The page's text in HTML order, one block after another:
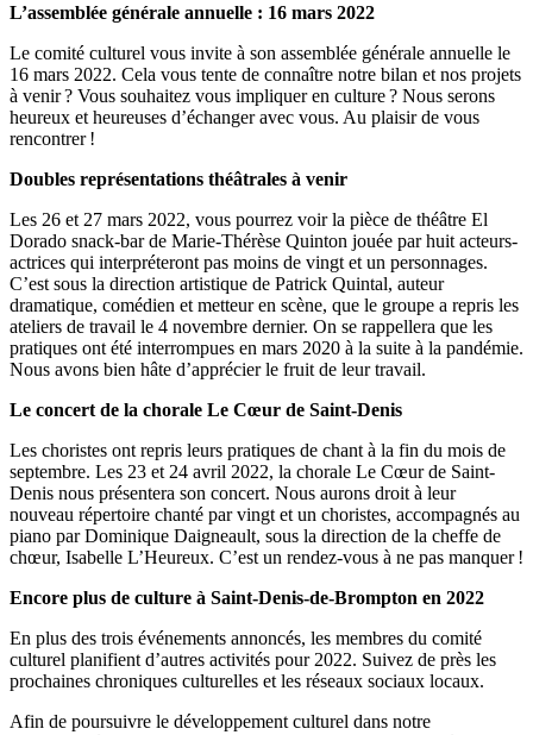
L’assemblée générale annuelle : 16 mars 2022
Le comité culturel vous invite à son assemblée générale annuelle le
16 mars 2022. Cela vous tente de connaître notre bilan et nos projets
à venir ? Vous souhaitez vous impliquer en culture ? Nous serons
heureux et heureuses d’échanger avec vous. Au plaisir de vous
rencontrer !
Doubles représentations théâtrales à venir
Les 26 et 27 mars 2022, vous pourrez voir la pièce de théâtre El
Dorado snack-bar de Marie-Thérèse Quinton jouée par huit acteurs-
actrices qui interpréteront pas moins de vingt et un personnages.
C’est sous la direction artistique de Patrick Quintal, auteur
dramatique, comédien et metteur en scène, que le groupe a repris les
ateliers de travail le 4 novembre dernier. On se rappellera que les
pratiques ont été interrompues en mars 2020 à la suite à la pandémie.
Nous avons bien hâte d’apprécier le fruit de leur travail.
Le concert de la chorale Le Cœur de Saint-Denis
Les choristes ont repris leurs pratiques de chant à la fin du mois de
septembre. Les 23 et 24 avril 2022, la chorale Le Cœur de Saint-
Denis nous présentera son concert. Nous aurons droit à leur
nouveau répertoire chanté par vingt et un choristes, accompagnés au
piano par Dominique Daigneault, sous la direction de la cheffe de
chœur, Isabelle L’Heureux. C’est un rendez-vous à ne pas manquer !
Encore plus de culture à Saint-Denis-de-Brompton en 2022
En plus des trois événements annoncés, les membres du comité
culturel planifient d’autres activités pour 2022. Suivez de près les
prochaines chroniques culturelles et les réseaux sociaux locaux.
Afin de poursuivre le développement culturel dans notre